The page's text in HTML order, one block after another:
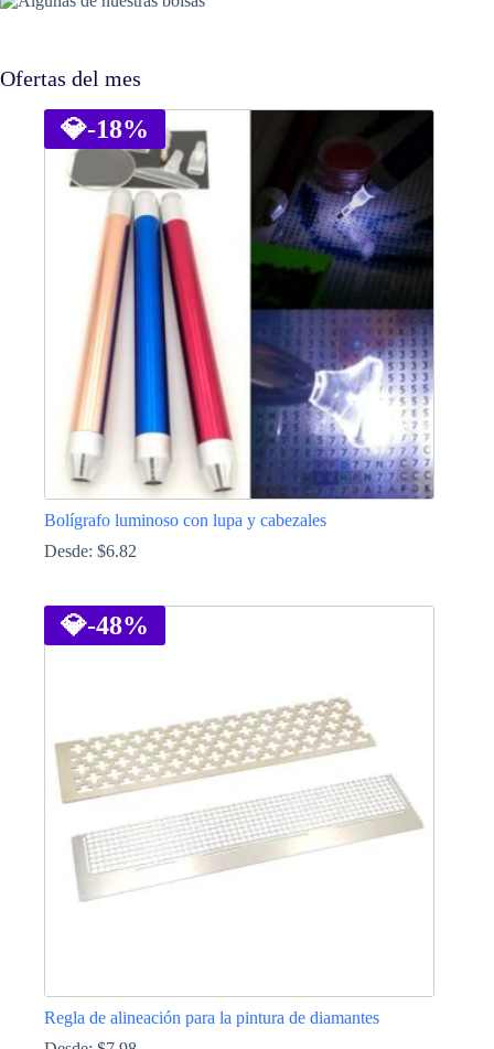
Ofertas del mes
💎-18%
Bolígrafo luminoso con lupa y cabezales
Desde: $6.82
producto
tiene
múltiples
pueden
elegir
en
producto
💎-48%
Regla de alineación para la pintura de diamantes